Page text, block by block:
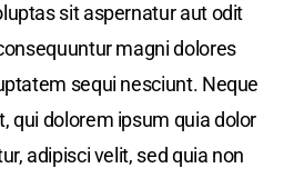
sit aspernatur aut odit
magni dolores
sequi nesciunt. Neque
qui dolorem ipsum quia dolor
adipisci velit, sed quia non